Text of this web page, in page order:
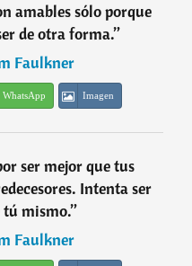
amables sólo porque
de otra forma.”
Faulkner
WhatsApp Imagen
ser mejor que tus
Intenta ser
tú mismo.”
Faulkner